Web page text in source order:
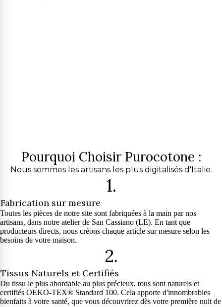
Pourquoi Choisir Purocotone :
Nous sommes les artisans les plus digitalisés d'Italie.
1.
Fabrication sur mesure
Toutes les pièces de notre site sont fabriquées à la main par nos
artisans, dans notre atelier de San Cassiano (LE). En tant que
producteurs directs, nous créons chaque article sur mesure selon les
besoins de votre maison.
2.
Tissus Naturels et Certifiés
Du tissu le plus abordable au plus précieux, tous sont naturels et
certifiés OEKO-TEX® Standard 100. Cela apporte d'innombrables
bienfaits à votre santé, que vous découvrirez dès votre première nuit de